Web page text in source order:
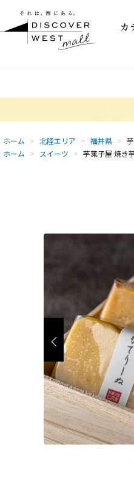
カ
ホーム > 北陸エリア > 福井県 >
ホーム > スイーツ > 芋菓子屋 焼き